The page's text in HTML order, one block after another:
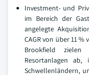
Investment- und
im Bereich der
angelegte
CAGR von über 11
Brookfield zielen
Resortanlagen ab,
Schwellenländern,